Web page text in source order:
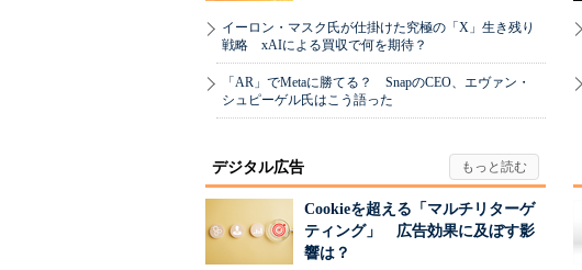
イーロン・マスク氏が仕掛けた究極の「X」生き残り
戦略 xAIによる買収で何を期待？
「AR」でMetaに勝てる？ SnapのCEO、エヴァン・
シュピーゲル氏はこう語った
デジタル広告
Cookieを超える「マルチリターゲ
ティング」 広告効果に及ぼす影
響は？